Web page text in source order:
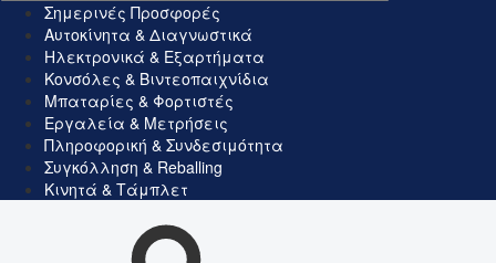
Σημερινές Προσφορές
Αυτοκίνητα & Διαγνωστικά
Ηλεκτρονικά & Εξαρτήματα
Κονσόλες & Βιντεοπαιχνίδια
Μπαταρίες & Φορτιστές
Εργαλεία & Μετρήσεις
Πληροφορική & Συνδεσιμότητα
Συγκόλληση & Reballing
Κινητά & Τάμπλετ